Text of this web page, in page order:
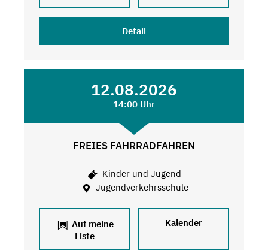
Detail
12.08.2026
14:00 Uhr
FREIES FAHRRADFAHREN
Kinder und Jugend
Jugendverkehrsschule
Auf meine
Liste
Kalender